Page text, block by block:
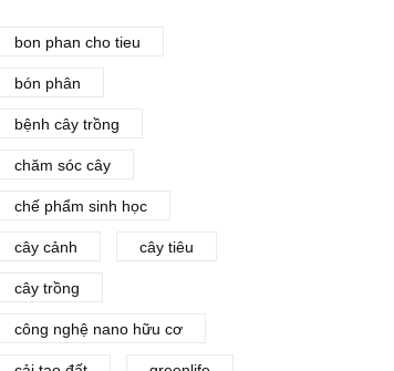
bon phan cho tieu
bón phân
bệnh cây trồng
chăm sóc cây
chế phẩm sinh học
cây cảnh cây tiêu
cây trồng
công nghệ nano hữu cơ